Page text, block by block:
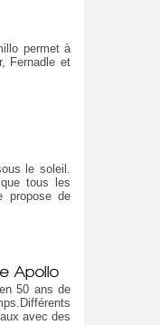
permet à
Fernadle et
le soleil.
tous les
propose de
Apollo
50 ans de
avec des